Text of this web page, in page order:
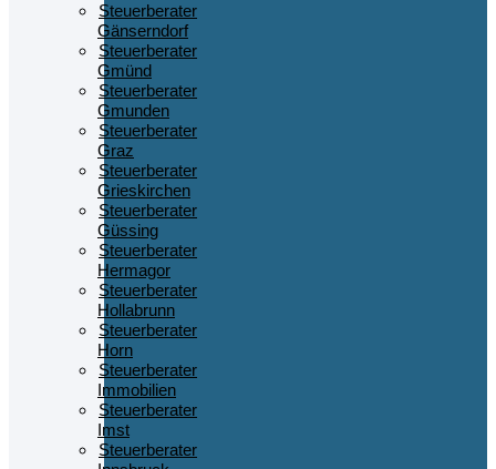
Steuerberater
Gänserndorf
Steuerberater
Gmünd
Steuerberater
Gmunden
Steuerberater
Graz
Steuerberater
Grieskirchen
Steuerberater
Güssing
Steuerberater
Hermagor
Steuerberater
Hollabrunn
Steuerberater
Horn
Steuerberater
Immobilien
Steuerberater
Imst
Steuerberater